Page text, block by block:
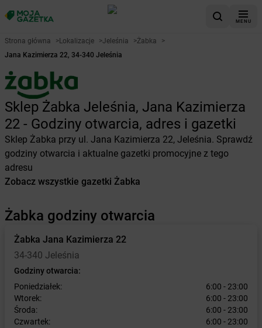
MENU
Strona główna >Lokalizacje >Jeleśnia >Żabka
>
Jana Kazimierza 22, 34-340 Jeleśnia
Sklep Żabka Jeleśnia, Jana Kazimierza
22 - Godziny otwarcia, adres i gazetki
Sklep Żabka przy ul. Jana Kazimierza 22, Jeleśnia. Sprawdź
godziny otwarcia i aktualne gazetki promocyjne z tego
adresu
Zobacz wszystkie gazetki Żabka
Żabka godziny otwarcia
Żabka Jana Kazimierza 22
34-340 Jeleśnia
Godziny otwarcia:
Poniedziałek:
6:00 - 23:00
Wtorek:
6:00 - 23:00
Środa:
6:00 - 23:00
Czwartek:
6:00 - 23:00